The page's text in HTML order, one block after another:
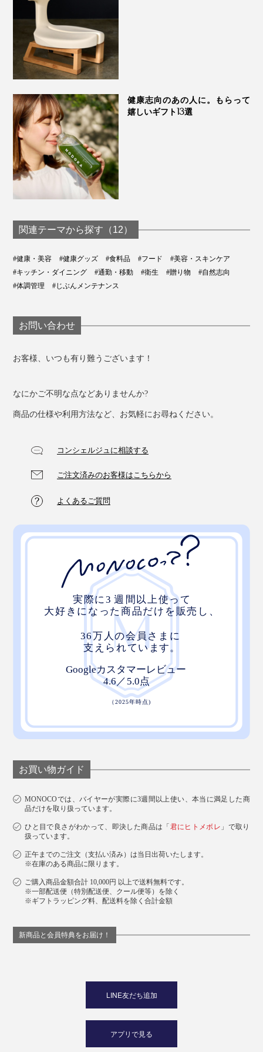
健康志向のあの人に。もらって
嬉しいギフト13選
関連テーマから探す（12）
#健康・美容 #健康グッズ #食料品 #フード
#美容・スキンケア
#キッチン・ダイニング
#通勤・移動 #衛生 #贈り物
#自然志向
#体調管理
#じぶんメンテナンス
お問い合わせ
お客様、いつも有り難うございます！
なにかご不明な点などありませんか?
商品の仕様や利用方法など、お気軽にお尋ねください。
コンシェルジュに相談する
ご注文済みのお客様はこちらから
よくあるご質問
お買い物ガイド
MONOCOでは、バイヤーが実際に3週間以上使い、本当に満足した商
品だけを取り扱っています。
ひと目で良さがわかって、即決した商品は「君にヒトメボレ 」で取り
扱っています。
正午までのご注文（支払い済み）は当日出荷いたします。
※在庫のある商品に限ります。
ご購入商品金額合計 10,000円 以上で送料無料です。
※一部配送便（特別配送便、クール便等）を除く
※ギフトラッピング料、配送料を除く合計金額
新商品と会員特典をお届け！
LINE友だち追加
アプリで見る